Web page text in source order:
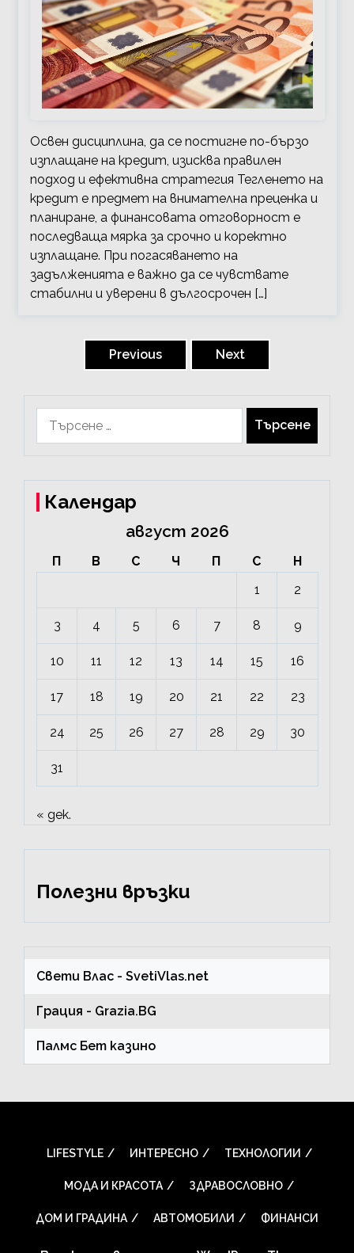
Освен дисциплина, да се постигне по-бързо
изплащане на кредит, изисква правилен
подход и ефективна стратегия Тегленето на
кредит е предмет на внимателна преценка и
планиране, а финансовата отговорност е
последваща мярка за срочно и коректно
изплащане. При погасяването на
задълженията е важно да се чувствате
стабилни и уверени в дългосрочен […]
paginationPrevious Next
Календар
август 2026
П В С Ч П С
Н
1
2
3 4 5 6 7 8 9
10 11 12 13 14 15 16
17 18 19 20 21 22 23
24 25 26 27 28 29 30
31
« дек.
Полезни връзки
Свети Влас - SvetiVlas.net
Грация - Grazia.BG
Палмс Бет казино
LIFESTYLE ИНТЕРЕСНО ТЕХНОЛОГИИ
МОДА И КРАСОТА ЗДРАВОСЛОВНО
ДОМ И ГРАДИНА АВТОМОБИЛИ ФИНАНСИ